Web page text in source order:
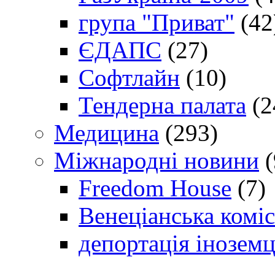
група "Приват"
ЄДАПС (27)
Софтлайн (10)
Тендерна палата
Медицина (293)
Міжнародні новини
Freedom House (7)
Венеціанська
депортація